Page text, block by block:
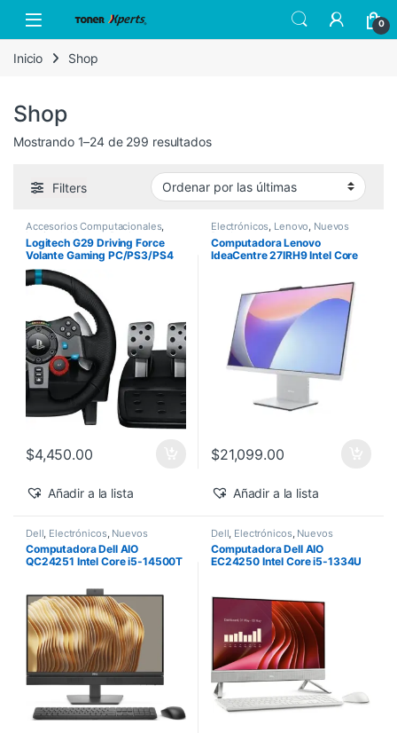
Open 0
Inicio Shop
Shop
Mostrando 1–24 de 299 resultadosSorted by latest
Filters
Accesorios Computacionales,
Logitech Nuevos Productos
Logitech G29 Driving Force
Volante Gaming PC/PS3/PS4
$4,450.00
Añadir a la lista
Electrónicos Lenovo Nuevos
Computadora Lenovo
IdeaCentre 27IRH9 Intel Core
512GB SSD Windows 11 Home
$21,099.00
Añadir a la lista
Dell Electrónicos, Nuevos
Productos
Computadora Dell AIO
QC24251 Intel Core i5-14500T
Windows 11 Pro
Dell Electrónicos, Nuevos
Productos
Computadora Dell AIO
EC24250 Intel Core i5-1334U